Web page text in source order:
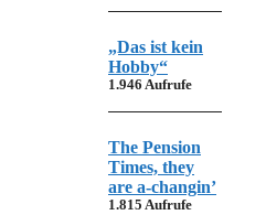
„Das ist kein
Hobby“
1.946 Aufrufe
The Pension
Times, they
are a-changin’
1.815 Aufrufe